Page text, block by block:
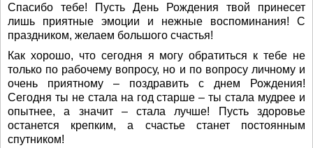
Спасибо тебе! Пусть День Рождения твой принесет
лишь приятные эмоции и нежные воспоминания! С
праздником, желаем большого счастья!
Как хорошо, что сегодня я могу обратиться к тебе не
только по рабочему вопросу, но и по вопросу личному и
очень приятному – поздравить с днем Рождения!
Сегодня ты не стала на год старше – ты стала мудрее и
опытнее, а значит – стала лучше! Пусть здоровье
останется крепким, а счастье станет постоянным
спутником!